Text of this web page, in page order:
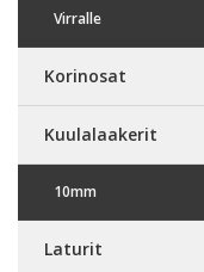
Virralle
Korinosat
Kuulalaakerit
10mm
Laturit